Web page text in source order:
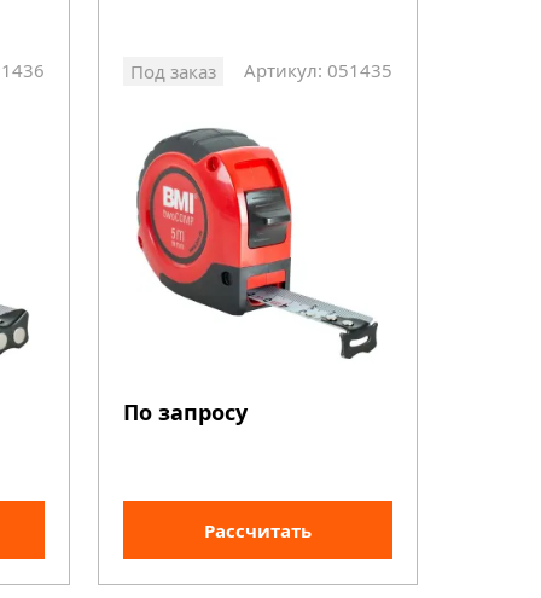
Под заказ Артикул: 051435
По запросу
Рассчитать